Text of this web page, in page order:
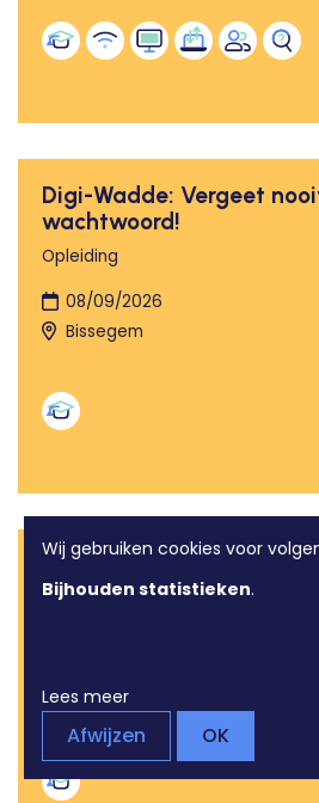
Digi-Wadde: Vergeet
wachtwoord!
Opleiding
08/09/2026
Bissegem
Digi-Wadde: Digitaal
doen
Kortrijk
Wij gebruiken cookies voor
Bijhouden statistieken.
Lees meer
Afwijzen OK